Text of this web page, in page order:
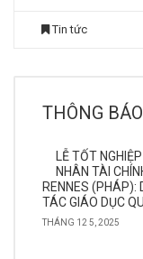
Tin tức
THÔNG
LỄ TỐT
NHÂN TÀI
RENNES (PHÁP):
TÁC GIÁO DỤC
THÁNG 12 5, 2025